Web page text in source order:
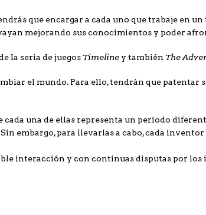
que encargar a cada uno que trabaje en
mejorando sus conocimientos y poder
la seria de juegos Timeline y también The
el mundo. Para ello, tendrán que patentar
una de ellas representa un periodo
embargo, para llevarlas a cabo, cada
interacción y con continuas disputas por